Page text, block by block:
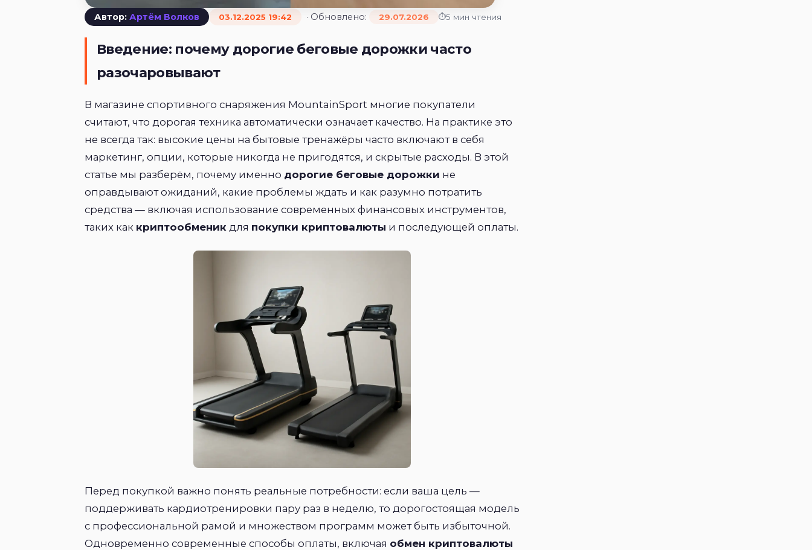
Автор: Артём Волков 03.12.2025 19:42 · Обновлено: 29.07.2026 5 мин чтения
Введение: почему дорогие беговые дорожки часто
разочаровывают
В магазине спортивного снаряжения MountainSport многие покупатели
считают, что дорогая техника автоматически означает качество. На практике это
не всегда так: высокие цены на бытовые тренажёры часто включают в себя
маркетинг, опции, которые никогда не пригодятся, и скрытые расходы. В этой
статье мы разберём, почему именно дорогие беговые дорожки не
оправдывают ожиданий, какие проблемы ждать и как разумно потратить
средства — включая использование современных финансовых инструментов,
таких как криптообменик для покупки криптовалюты и последующей оплаты.
Перед покупкой важно понять реальные потребности: если ваша цель —
поддерживать кардиотренировки пару раз в неделю, то дорогостоящая модель
с профессиональной рамой и множеством программ может быть избыточной.
Одновременно современные способы оплаты, включая обмен криптовалюты